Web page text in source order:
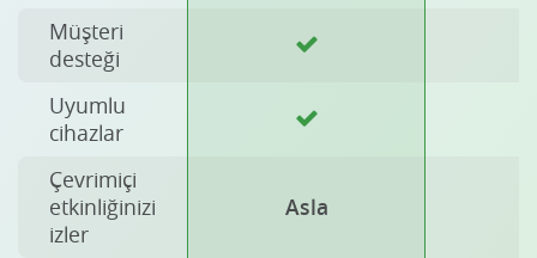
Müşteri
desteği
Uyumlu
cihazlar
Çevrimiçi
etkinliğinizi
izler
Asla